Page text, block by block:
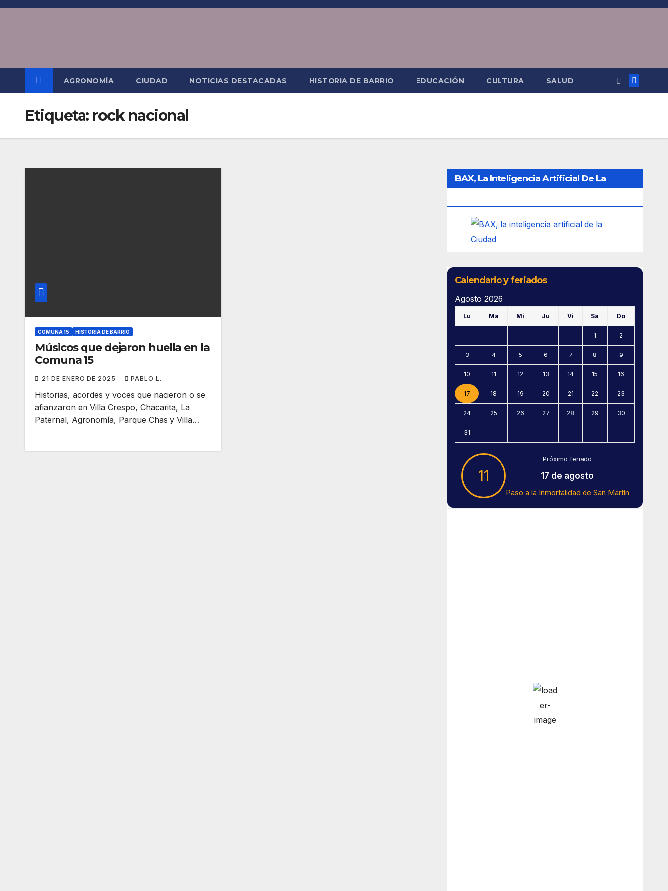
Saltar
AGRONOMÍA CIUDAD NOTICIAS DESTACADAS HISTORIA DE BARRIO EDUCACIÓN CULTURA SALUD
Etiqueta: rock nacional
COMUNA 15 HISTORIA DE BARRIO
Músicos que dejaron huella en la
Comuna 15
21 DE ENERO DE 2025 PABLO L.
Historias, acordes y voces que nacieron o se
afianzaron en Villa Crespo, Chacarita, La
Paternal, Agronomía, Parque Chas y Villa…
BAX, La Inteligencia Artificial De La
Calendario y feriados
Agosto 2026
Lu Ma Mi Ju Vi Sa Do
1 2
3 4 5 6 7 8 9
10 11 12 13 14 15 16
17 18 19 20 21 22 23
24 25 26 27 28 29 30
31
11
Próximo feriado
17 de agosto
Paso a la Inmortalidad de San Martín